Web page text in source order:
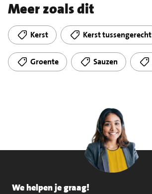
Meer zoals dit
Kerst Kerst tussengerecht
Groente Sauzen
We helpen je graag!